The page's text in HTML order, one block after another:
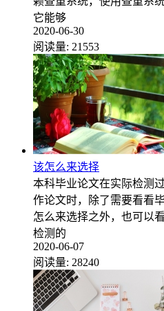
它能够
2020-06-30
阅读量: 21553
该怎么来选择
本科毕业论文在实际检测
作论文时，除了需要看看
怎么来选择之外，也可以
检测的
2020-06-07
阅读量: 28240